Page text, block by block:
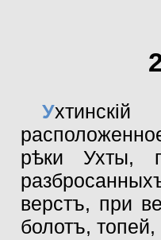
У
рѣки Ухты,
верстъ, при
болотъ,